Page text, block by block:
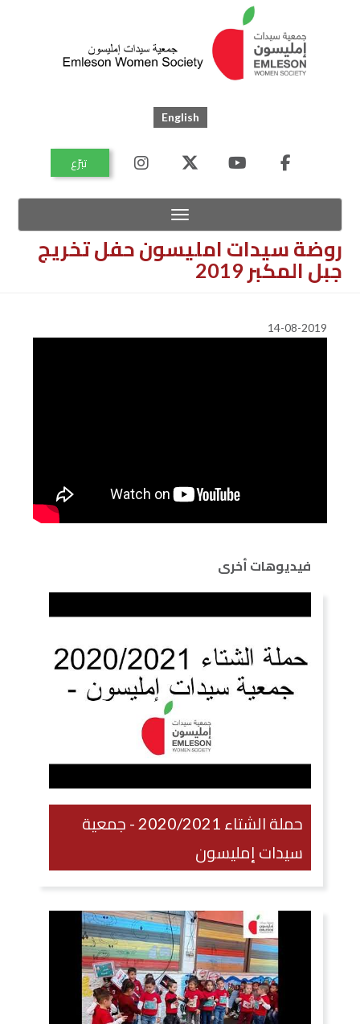
تبرّع
English
Toggle navigation
روضة سيدات امليسون حفل تخريج
جبل المكبر 2019
بنا
14-08-2019
فيديوهات أخرى
حملة الشتاء 2020/2021 - جمعية
سيدات إمليسون